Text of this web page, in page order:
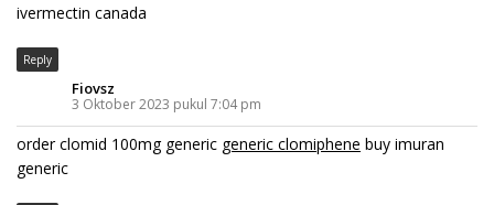
ivermectin canada
Reply
Fiovsz
3 Oktober 2023 pukul 7:04 pm
order clomid 100mg generic generic clomiphene buy imuran
generic